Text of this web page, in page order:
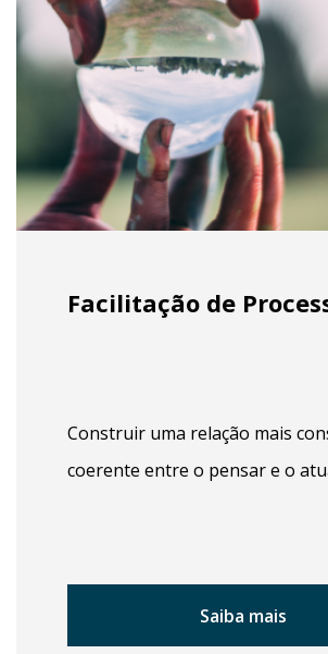
Facilitação de
Construir uma relação mais
coerente entre o pensar e o
Saiba mais